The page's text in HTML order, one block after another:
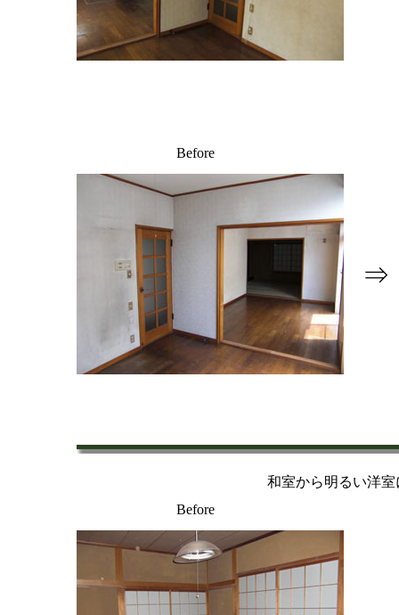
Before
⇒
和室から明るい洋
Before